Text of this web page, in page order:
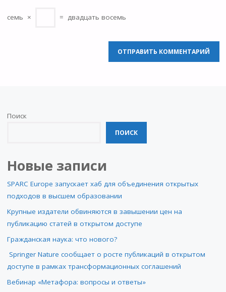
семь × = двадцать восемь
Поиск
ПОИСК
Новые записи
SPARC Europe запускает хаб для объединения открытых
подходов в высшем образовании
Крупные издатели обвиняются в завышении цен на
публикацию статей в открытом доступе
Гражданская наука: что нового?
Springer Nature сообщает о росте публикаций в открытом
доступе в рамках трансформационных соглашений
Вебинар «Метафора: вопросы и ответы»